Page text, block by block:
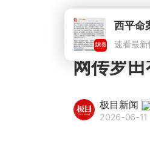
西平命
速看最
网传罗
极目新闻
2026-06-11